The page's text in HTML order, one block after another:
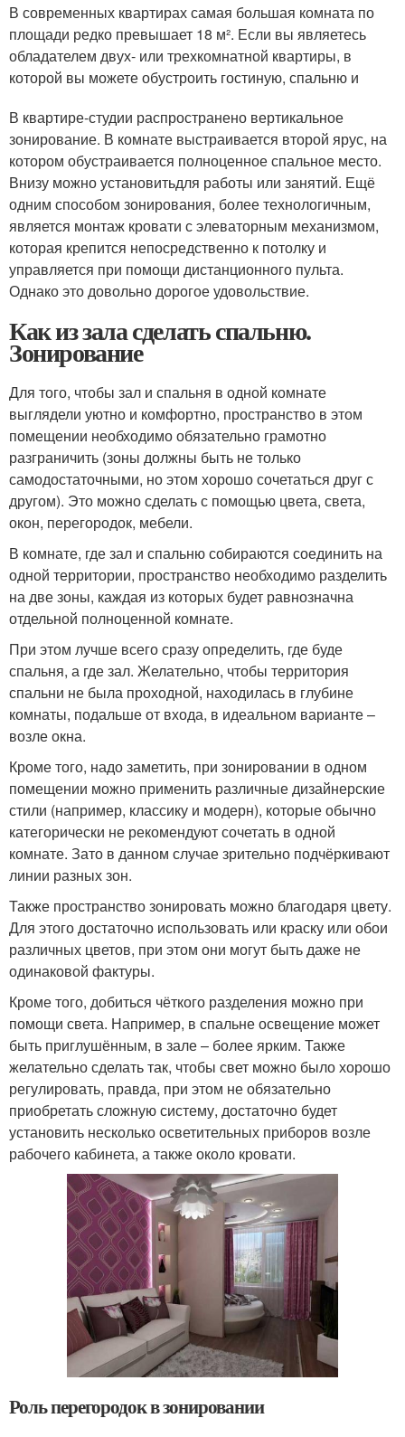
В современных квартирах самая большая комната по
площади редко превышает 18 м². Если вы являетесь
обладателем двух- или трехкомнатной квартиры, в
которой вы можете обустроить гостиную, спальню и
В квартире-студии распространено вертикальное
зонирование. В комнате выстраивается второй ярус, на
котором обустраивается полноценное спальное место.
Внизу можно установитьдля работы или занятий. Ещё
одним способом зонирования, более технологичным,
является монтаж кровати с элеваторным механизмом,
которая крепится непосредственно к потолку и
управляется при помощи дистанционного пульта.
Однако это довольно дорогое удовольствие.
Как из зала сделать спальню.
Зонирование
Для того, чтобы зал и спальня в одной комнате
выглядели уютно и комфортно, пространство в этом
помещении необходимо обязательно грамотно
разграничить (зоны должны быть не только
самодостаточными, но этом хорошо сочетаться друг с
другом). Это можно сделать с помощью цвета, света,
окон, перегородок, мебели.
В комнате, где зал и спальню собираются соединить на
одной территории, пространство необходимо разделить
на две зоны, каждая из которых будет равнозначна
отдельной полноценной комнате.
При этом лучше всего сразу определить, где буде
спальня, а где зал. Желательно, чтобы территория
спальни не была проходной, находилась в глубине
комнаты, подальше от входа, в идеальном варианте –
возле окна.
Кроме того, надо заметить, при зонировании в одном
помещении можно применить различные дизайнерские
стили (например, классику и модерн), которые обычно
категорически не рекомендуют сочетать в одной
комнате. Зато в данном случае зрительно подчёркивают
линии разных зон.
Также пространство зонировать можно благодаря цвету.
Для этого достаточно использовать или краску или обои
различных цветов, при этом они могут быть даже не
одинаковой фактуры.
Кроме того, добиться чёткого разделения можно при
помощи света. Например, в спальне освещение может
быть приглушённым, в зале – более ярким. Также
желательно сделать так, чтобы свет можно было хорошо
регулировать, правда, при этом не обязательно
приобретать сложную систему, достаточно будет
установить несколько осветительных приборов возле
рабочего кабинета, а также около кровати.
Роль перегородок в зонировании